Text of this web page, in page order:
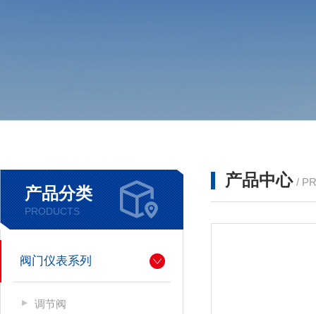
产品分类
PRODUCTS
阀门仪表系列
调节阀
产品中心 /